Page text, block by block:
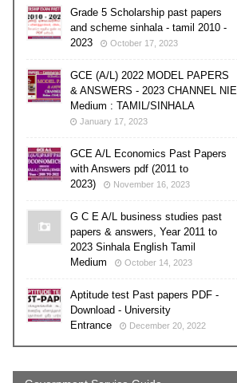
Grade 5 Scholarship past papers
and scheme sinhala - tamil 2010 -
2023
October 17, 2023
GCE (A/L) 2022 MODEL PAPERS
& ANSWERS - 2023 CHANNEL NIE
Medium : TAMIL/SINHALA
January 17, 2023
GCE A/L Economics Past Papers
with Answers pdf (2011 to
2023)
November 16, 2023
G C E A/L business studies past
papers & answers, Year 2011 to
2023 Sinhala English Tamil
Medium
October 14, 2023
Aptitude test Past papers PDF -
Download - University
Entrance
December 20, 2022